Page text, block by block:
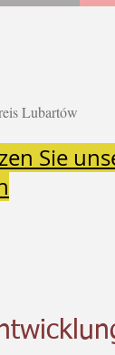
Lubartów
Sie